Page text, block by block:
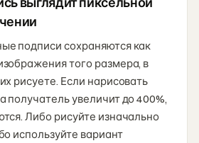
подписи сохраняются как
того размера, в
рисуете. Если нарисовать
получатель увеличит до 400%,
Либо рисуйте изначально
используйте вариант